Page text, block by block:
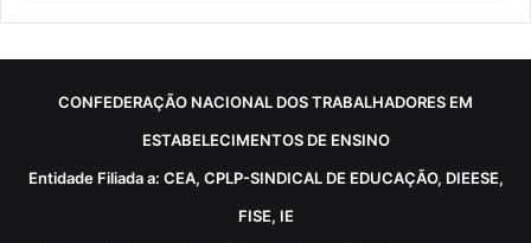
CONFEDERAÇÃO NACIONAL DOS TRABALHADORES EM
ESTABELECIMENTOS DE ENSINO
Entidade Filiada a: CEA, CPLP-SINDICAL DE EDUCAÇÃO, DIEESE,
FISE, IE